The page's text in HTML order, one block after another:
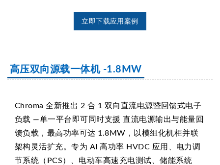
立即下载应用案例
高压双向源载一体机 -1.8MW
Chroma 全新推出 2 合 1 双向直流电源暨回馈式电子
负载 —单一平台即可同时支援 直流电源输出与能量回
馈负载，最高功率可达 1.8MW，以模组化机柜并联
架构灵活扩充。专为 AI 高功率 HVDC 应用、电力调
节系统（PCS）、电动车高速充电测试、储能系统